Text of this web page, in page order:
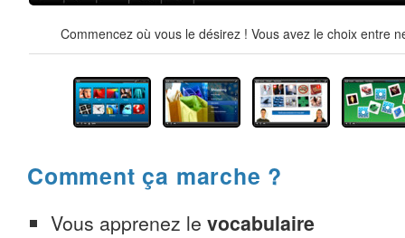
Commencez où vous le désirez ! Vous avez le choix entre
Comment ça marche ?
Vous apprenez le vocabulaire